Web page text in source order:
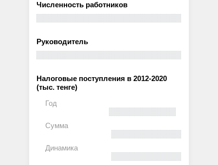
Численность работников
Руководитель
Налоговые поступления в 2012-2020
(тыс. тенге)